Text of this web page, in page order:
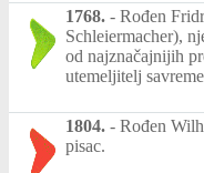
1768. - Rođen
Schleiermacher),
od najznačajnijih
utemeljitelj
1804. - Rođen
pisac.